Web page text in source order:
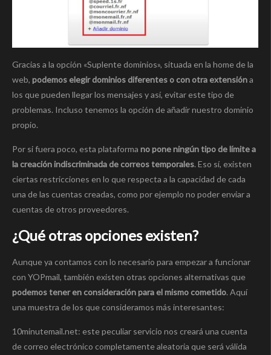
Gracias a la opción «Suplente dominios», situada en la home de la
web, podemos elegir dominios diferentes o con otra extensióna
los que pueden llegar los mensajes y así, evitar este tipo de
problemas. Incluso tenemos la opción de añadir nuestro dominio
propio.
Por si fuera poco, esta plataforma no pone ningún tipo de límite a
la creación indiscriminada de correos temporales. Eso sí, existen
ciertas restricciones en lo que respecta a la capacidad de cada
una de las cuentas creadas, como por ejemplo no poder enviar a
cuentas de otros proveedores.
¿Qué otras opciones existen?
Aunque ya contamos con lo necesario para empezar a funcionar
con YOPmail, también existen otras opciones alternativas que
podemos tener en consideración para el mismo cometido. Aquí
una muestra de los que consideramos más interesantes:
10minutemail.net: este peculiar servicio nos creará una cuenta
de correo electrónico completamente aleatoria que será válida